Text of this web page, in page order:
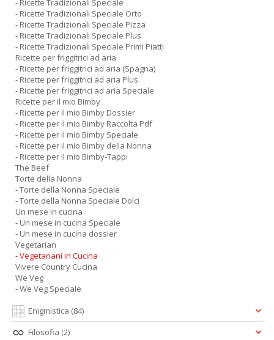
- Ricette Tradizionali Speciale
- Ricette Tradizionali Speciale Orto
- Ricette Tradizionali Speciale Pizza
- Ricette Tradizionali Speciale Plus
- Ricette Tradizionali Speciale Primi Piatti
Ricette per friggitrici ad aria
- Ricette per friggitrici ad aria (Spagna)
- Ricette per friggitrici ad aria Plus
- Ricette per friggitrici ad aria Speciale
Ricette per il mio Bimby
- Ricette per il mio Bimby Dossier
- Ricette per il mio Bimby Raccolta Pdf
- Ricette per il mio Bimby Speciale
- Ricette per il mio Bimby della Nonna
- Ricette per il mio Bimby-Tappi
The Beef
Torte della Nonna
- Torte della Nonna Speciale
- Torte della Nonna Speciale Dolci
Un mese in cucina
- Un mese in cucina Speciale
- Un mese in cucina dossier
Vegetarian
- Vegetariani in Cucina
Vivere Country Cucina
We Veg
- We Veg Speciale
Enigmistica (84)
Filosofia (2)